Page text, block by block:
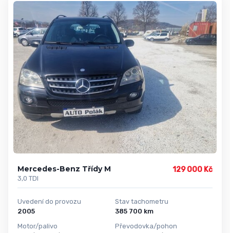
Mercedes-Benz Třídy M
3,0 TDI
129 000 Kč
Uvedení do provozu
2005
Motor/palivo
Stav tachometru
385 700 km
Převodovka/pohon